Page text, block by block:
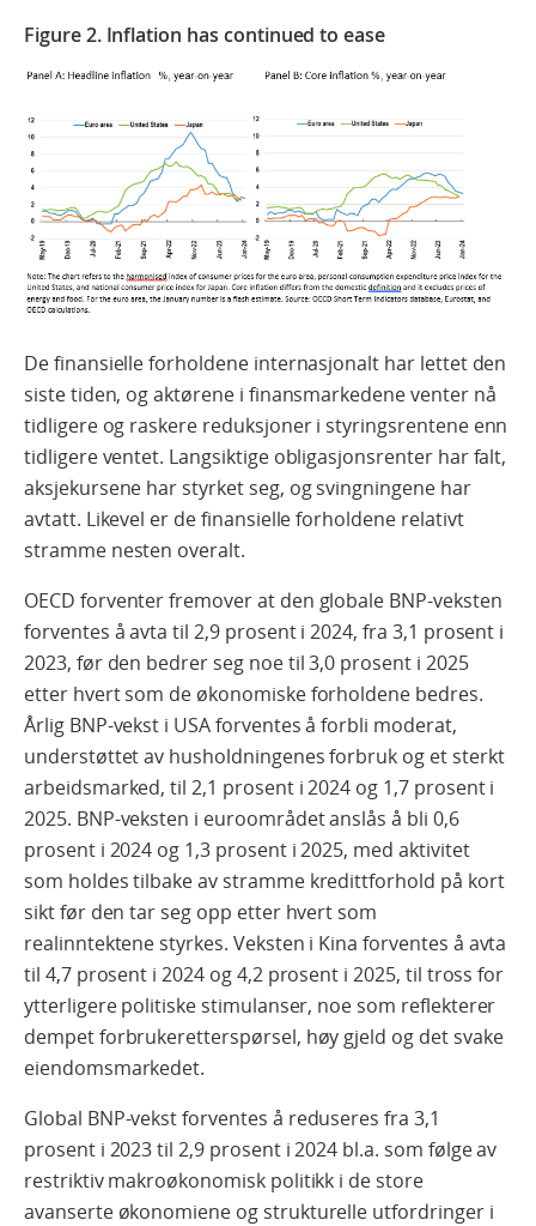
Figure 2. Inflation has continued to ease
De finansielle forholdene internasjonalt har lettet den
siste tiden, og aktørene i finansmarkedene venter nå
tidligere og raskere reduksjoner i styringsrentene enn
tidligere ventet. Langsiktige obligasjonsrenter har falt,
aksjekursene har styrket seg, og svingningene har
avtatt. Likevel er de finansielle forholdene relativt
stramme nesten overalt.
OECD forventer fremover at den globale BNP-veksten
forventes å avta til 2,9 prosent i 2024, fra 3,1 prosent i
2023, før den bedrer seg noe til 3,0 prosent i 2025
etter hvert som de økonomiske forholdene bedres.
Årlig BNP-vekst i USA forventes å forbli moderat,
understøttet av husholdningenes forbruk og et sterkt
arbeidsmarked, til 2,1 prosent i 2024 og 1,7 prosent i
2025. BNP-veksten i euroområdet anslås å bli 0,6
prosent i 2024 og 1,3 prosent i 2025, med aktivitet
som holdes tilbake av stramme kredittforhold på kort
sikt før den tar seg opp etter hvert som
realinntektene styrkes. Veksten i Kina forventes å avta
til 4,7 prosent i 2024 og 4,2 prosent i 2025, til tross for
ytterligere politiske stimulanser, noe som reflekterer
dempet forbrukeretterspørsel, høy gjeld og det svake
eiendomsmarkedet.
Global BNP-vekst forventes å reduseres fra 3,1
prosent i 2023 til 2,9 prosent i 2024 bl.a. som følge av
restriktiv makroøkonomisk politikk i de store
avanserte økonomiene og strukturelle utfordringer i